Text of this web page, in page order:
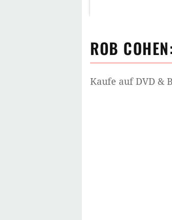
ROB COHEN
Kaufe auf DVD &